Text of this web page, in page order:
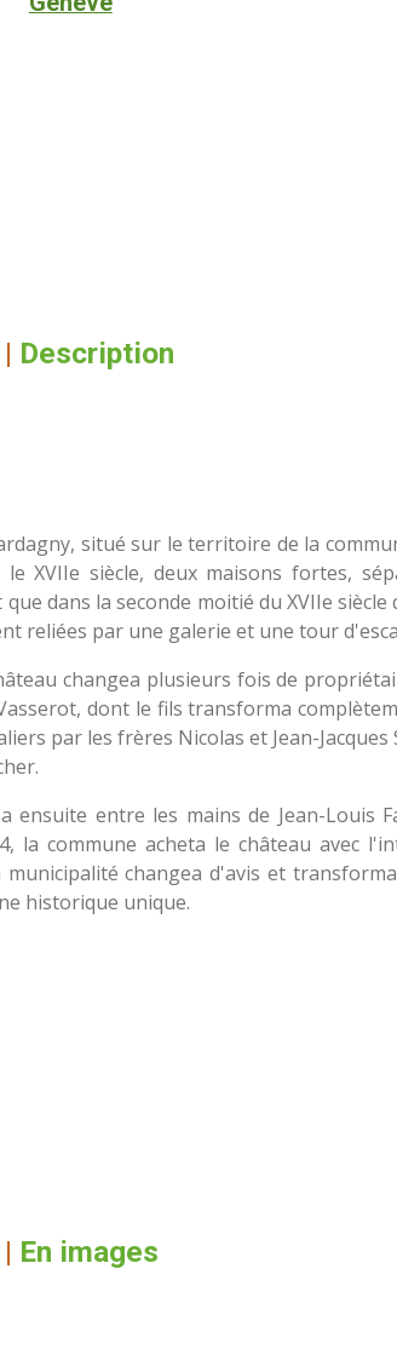
| Description
situé sur le territoire de la
XVIIe siècle, deux maisons fortes,
que dans la seconde moitié du XVIIe
reliées par une galerie et une tour
changea plusieurs fois de
dont le fils transforma
par les frères Nicolas et Jean-
ensuite entre les mains de Jean-Louis
la commune acheta le château avec
changea d'avis et
historique unique.
| En images